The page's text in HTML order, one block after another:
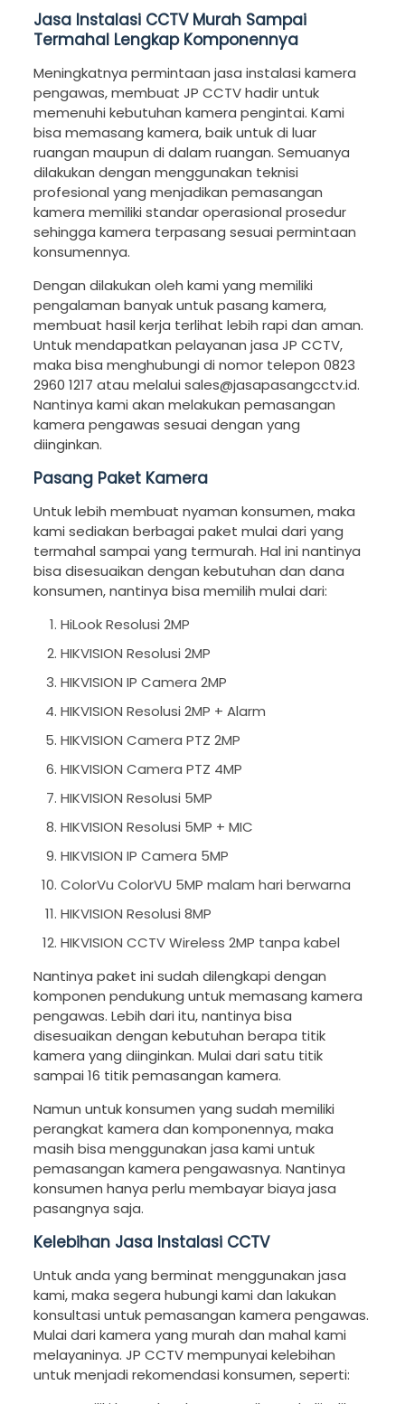
Jasa Instalasi CCTV Murah Sampai
Termahal Lengkap Komponennya
Meningkatnya permintaan jasa instalasi kamera
pengawas, membuat JP CCTV hadir untuk
memenuhi kebutuhan kamera pengintai. Kami
bisa memasang kamera, baik untuk di luar
ruangan maupun di dalam ruangan. Semuanya
dilakukan dengan menggunakan teknisi
profesional yang menjadikan pemasangan
kamera memiliki standar operasional prosedur
sehingga kamera terpasang sesuai permintaan
konsumennya.
Dengan dilakukan oleh kami yang memiliki
pengalaman banyak untuk pasang kamera,
membuat hasil kerja terlihat lebih rapi dan aman.
Untuk mendapatkan pelayanan jasa JP CCTV,
maka bisa menghubungi di nomor telepon 0823
2960 1217 atau melalui sales@jasapasangcctv.id.
Nantinya kami akan melakukan pemasangan
kamera pengawas sesuai dengan yang
diinginkan.
Pasang Paket Kamera
Untuk lebih membuat nyaman konsumen, maka
kami sediakan berbagai paket mulai dari yang
termahal sampai yang termurah. Hal ini nantinya
bisa disesuaikan dengan kebutuhan dan dana
konsumen, nantinya bisa memilih mulai dari:
HiLook Resolusi 2MP
HIKVISION Resolusi 2MP
HIKVISION IP Camera 2MP
HIKVISION Resolusi 2MP + Alarm
HIKVISION Camera PTZ 2MP
HIKVISION Camera PTZ 4MP
HIKVISION Resolusi 5MP
HIKVISION Resolusi 5MP + MIC
HIKVISION IP Camera 5MP
ColorVu ColorVU 5MP malam hari berwarna
HIKVISION Resolusi 8MP
HIKVISION CCTV Wireless 2MP tanpa kabel
Nantinya paket ini sudah dilengkapi dengan
komponen pendukung untuk memasang kamera
pengawas. Lebih dari itu, nantinya bisa
disesuaikan dengan kebutuhan berapa titik
kamera yang diinginkan. Mulai dari satu titik
sampai 16 titik pemasangan kamera.
Namun untuk konsumen yang sudah memiliki
perangkat kamera dan komponennya, maka
masih bisa menggunakan jasa kami untuk
pemasangan kamera pengawasnya. Nantinya
konsumen hanya perlu membayar biaya jasa
pasangnya saja.
Kelebihan Jasa Instalasi CCTV
Untuk anda yang berminat menggunakan jasa
kami, maka segera hubungi kami dan lakukan
konsultasi untuk pemasangan kamera pengawas.
Mulai dari kamera yang murah dan mahal kami
melayaninya. JP CCTV mempunyai kelebihan
untuk menjadi rekomendasi konsumen, seperti: